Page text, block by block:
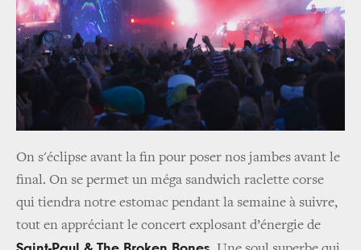
On s'éclipse avant la fin pour poser nos jambes avant le
final. On se permet un méga sandwich raclette corse
qui tiendra notre estomac pendant la semaine à suivre,
tout en appréciant le concert explosant d’énergie de